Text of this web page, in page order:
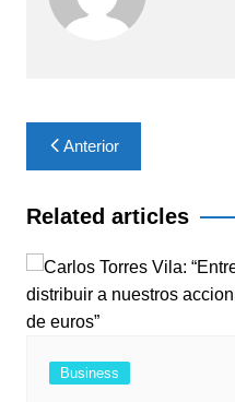
Navegación
de
entradas
Anterior
Related articles
Business